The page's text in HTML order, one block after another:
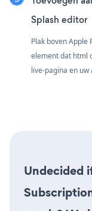
Splash editor
Plak boven Apple
element dat html
live-pagina en
Undecided